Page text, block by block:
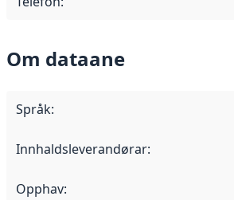
Om dataane
Språk:
Innhaldsleverandørar:
Opphav: